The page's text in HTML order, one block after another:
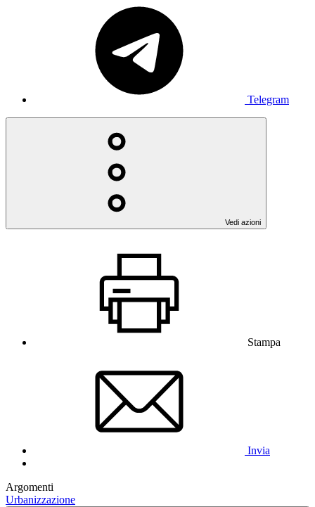
Telegram
Vedi azioni
Stampa
Invia
Argomenti
Urbanizzazione